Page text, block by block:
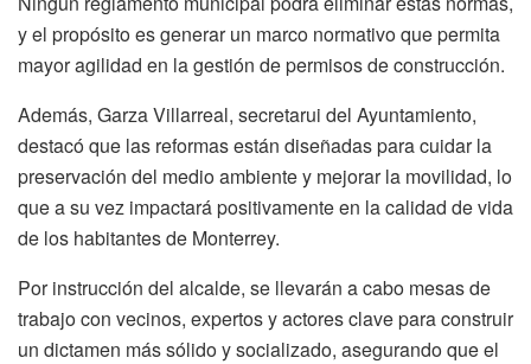
y el propósito es generar un marco normativo que permita
mayor agilidad en la gestión de permisos de construcción.
Además, Garza Villarreal, secretarui del Ayuntamiento,
destacó que las reformas están diseñadas para cuidar la
preservación del medio ambiente y mejorar la movilidad, lo
que a su vez impactará positivamente en la calidad de vida
de los habitantes de Monterrey.
Por instrucción del alcalde, se llevarán a cabo mesas de
trabajo con vecinos, expertos y actores clave para construir
un dictamen más sólido y socializado, asegurando que el